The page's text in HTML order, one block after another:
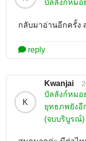
บัลลังก์หมอ
กลับมาอ่านอีกครั้ง
reply
K
Kwanjai
บัลลังก์หมอ
ยุทธภพยังอี
(จบบริบูรณ์)